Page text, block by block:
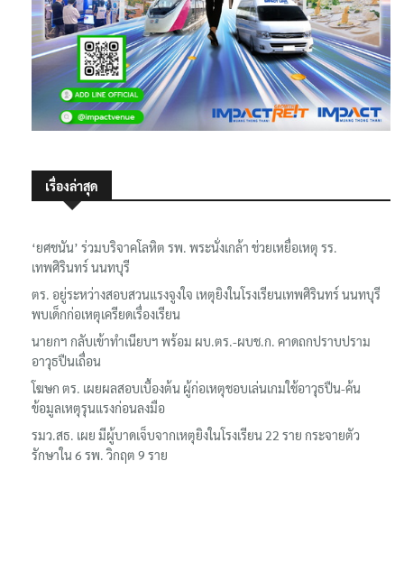
เรื่องล่าสุด
‘ยศชนัน’ ร่วมบริจาคโลหิต รพ. พระนั่งเกล้า ช่วยเหยื่อเหตุ รร.
เทพศิรินทร์ นนทบุรี
ตร. อยู่ระหว่างสอบสวนแรงจูงใจ เหตุยิงในโรงเรียนเทพศิรินทร์ นนทบุรี
พบเด็กก่อเหตุเครียดเรื่องเรียน
นายกฯ กลับเข้าทำเนียบฯ พร้อม ผบ.ตร.-ผบช.ก. คาดถกปราบปราม
อาวุธปืนเถื่อน
โฆษก ตร. เผยผลสอบเบื้องต้น ผู้ก่อเหตุชอบเล่นเกมใช้อาวุธปืน-ค้น
ข้อมูลเหตุรุนแรงก่อนลงมือ
รมว.สธ. เผย มีผู้บาดเจ็บจากเหตุยิงในโรงเรียน 22 ราย กระจายตัว
รักษาใน 6 รพ. วิกฤต 9 ราย